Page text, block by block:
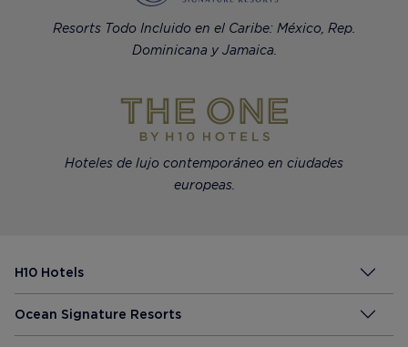
Resorts Todo Incluido en el Caribe: México, Rep.
Dominicana y Jamaica.
Hoteles de lujo contemporáneo en ciudades
europeas.
H10 Hotels
Ocean Signature Resorts